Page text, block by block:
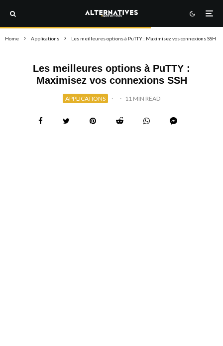
Home Applications Les meilleures options à PuTTY : Maximisez vos connexions SSH
Les meilleures options à PuTTY :
Maximisez vos connexions SSH
APPLICATIONS · · 11 MIN READ